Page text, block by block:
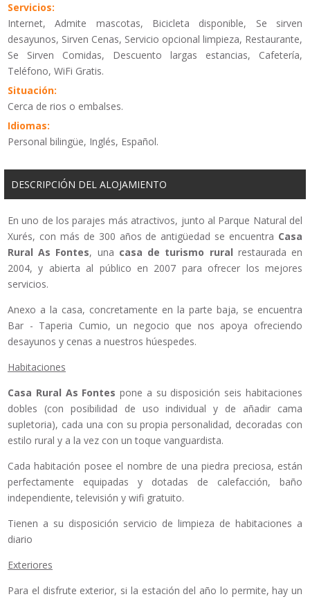
Servicios:
Internet, Admite mascotas, Bicicleta disponible, Se sirven
desayunos, Sirven Cenas, Servicio opcional limpieza, Restaurante,
Se Sirven Comidas, Descuento largas estancias, Cafetería,
Teléfono, WiFi Gratis.
Situación:
Cerca de rios o embalses.
Idiomas:
Personal bilingüe, Inglés, Español.
DESCRIPCIÓN DEL ALOJAMIENTO
En uno de los parajes más atractivos, junto al Parque Natural del
Xurés, con más de 300 años de antigüedad se encuentra Casa
Rural As Fontes, una casa de turismo rural restaurada en
2004, y abierta al público en 2007 para ofrecer los mejores
servicios. ​
Anexo a la casa, concretamente en la parte baja, se encuentra
Bar - Taperia Cumio, un negocio que nos apoya ofreciendo
desayunos y cenas a nuestros húespedes.
Habitaciones
Casa Rural As Fontes pone a su disposición seis habitaciones
dobles (con posibilidad de uso individual y de añadir cama
supletoria), cada una con su propia personalidad, decoradas con
estilo rural y a la vez con un toque vanguardista.
Cada habitación posee el nombre de una piedra preciosa, están
perfectamente equipadas y dotadas de calefacción, baño
independiente, televisión y wifi gratuito.
Tienen a su disposición servicio de limpieza de habitaciones a
diario
Exteriores
Para el disfrute exterior, si la estación del año lo permite, hay un